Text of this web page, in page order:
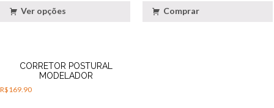
Ver opções Comprar
CORRETOR POSTURAL
MODELADOR
R$169.90